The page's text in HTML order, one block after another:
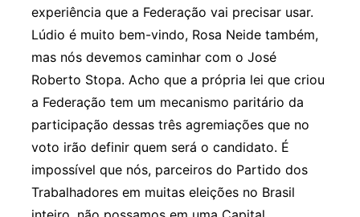
experiência que a Federação vai precisar usar.
Lúdio é muito bem-vindo, Rosa Neide também,
mas nós devemos caminhar com o José
Roberto Stopa. Acho que a própria lei que criou
a Federação tem um mecanismo paritário da
participação dessas três agremiações que no
voto irão definir quem será o candidato. É
impossível que nós, parceiros do Partido dos
Trabalhadores em muitas eleições no Brasil